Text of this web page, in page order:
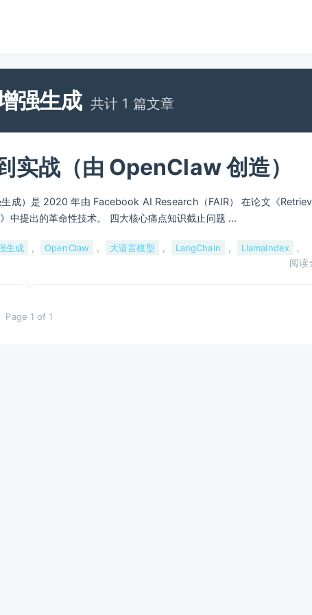
强生成 共计 1 篇文章
实战（由 OpenClaw 创造）
成）是 2020 年由 Facebook AI Research（FAIR） 在论文《
提出的革命性技术。 四大核心痛点知识截止问题 ...
生成 , OpenClaw , 大语言模型 , LangChain , LlamaIndex ,
阅读
Page 1 of 1